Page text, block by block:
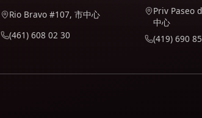
Rio Bravo #107, 市中心
(461) 608 02 30
Priv Paseo
中心
(419) 690